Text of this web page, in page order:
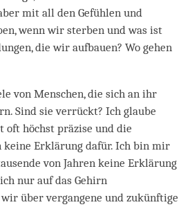
mit all den Gefühlen und
wenn wir sterben und was ist
die wir aufbauen? Wo gehen
von Menschen, die sich an ihr
Sind sie verrückt? Ich glaube
oft höchst präzise und die
keine Erklärung dafür. Ich bin mir
von Jahren keine Erklärung
nur auf das Gehirn
über vergangene und zukünftige